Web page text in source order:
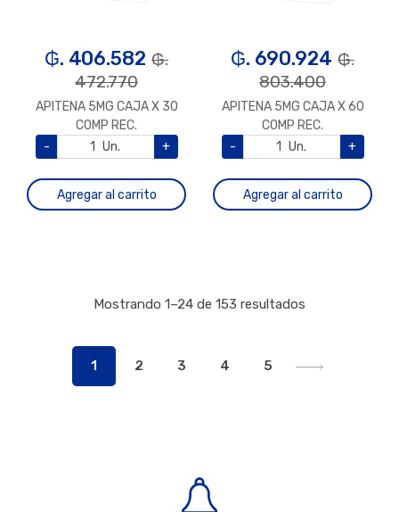
₲. 406.582 ₲.
472.770
APITENA 5MG CAJA X 30
COMP REC.
-
Un. +
Agregar al carrito
₲. 690.924 ₲.
803.400
APITENA 5MG CAJA X 60
COMP REC.
-
Un. +
Agregar al carrito
Mostrando 1–24 de 153 resultados
1 2 3 4 5